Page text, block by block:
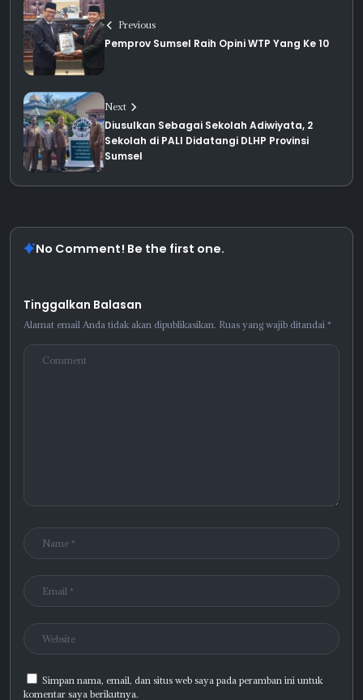
Previous
Pemprov Sumsel Raih Opini WTP Yang Ke 10
Next
Diusulkan Sebagai Sekolah Adiwiyata, 2
Sekolah di PALI Didatangi DLHP Provinsi
Sumsel
No Comment! Be the first one.
Tinggalkan Balasan
Alamat email Anda tidak akan dipublikasikan. Ruas yang wajib ditandai *
Simpan nama, email, dan situs web saya pada peramban ini untuk
komentar saya berikutnya.